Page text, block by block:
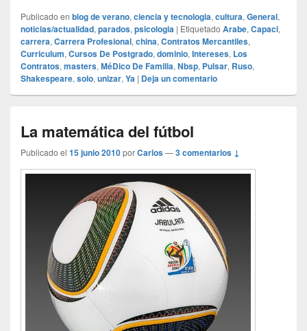
Publicado en blog de verano, ciencia y tecnologia, cultura, General,
noticias/actualidad, parados, psicologia | Etiquetado Arabe, Capaci,
carrera, Carrera Profesional, china, Contratos Mercantiles,
Curriculum, Cursos De Postgrado, dominio, Intereses, Los
Contratos, masters, MéDico De Familia, Nbsp, Pulsar, Ruso,
Shakespeare, solo, unizar, Ya | Deja un comentario
La matemática del fútbol
Publicado el 15 junio 2010porCarlos—3 comentarios ↓